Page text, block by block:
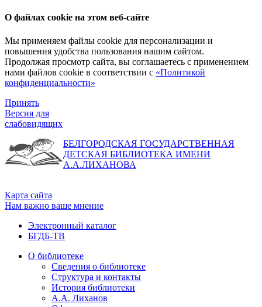
О файлах cookie на этом веб-сайте
Мы применяем файлы cookie для персонализации и
повышения удобства пользования нашим сайтом.
Продолжая просмотр сайта, вы соглашаетесь с применением
нами файлов cookie в соответствии с «Политикой
конфиденциальности»
Принять
Версия для
слабовидящих
БЕЛГОРОДСКАЯ ГОСУДАРСТВЕННАЯ
ДЕТСКАЯ БИБЛИОТЕКА ИМЕНИ
А.А.ЛИХАНОВА
Карта сайта
Нам важно ваше мнение
Электронный каталог
БГДБ-ТВ
О библиотеке
Сведения о библиотеке
Структура и контакты
История библиотеки
А.А. Лиханов